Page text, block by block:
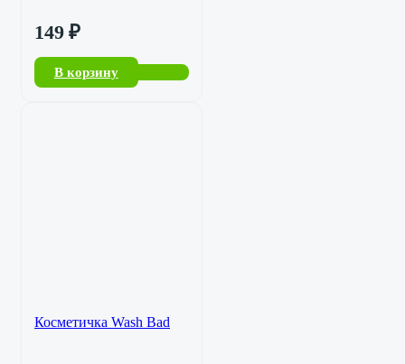
149 ₽
В корзину
Косметичка Wash Bad